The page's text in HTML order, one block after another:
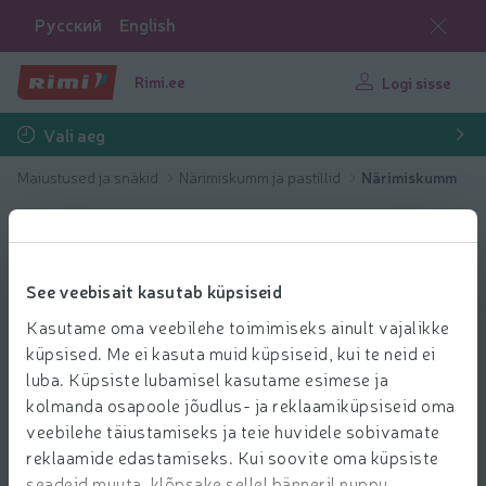
See veebisait kasutab küpsiseid
Kasutame oma veebilehe toimimiseks ainult vajalikke
küpsised. Me ei kasuta muid küpsiseid, kui te neid ei
luba. Küpsiste lubamisel kasutame esimese ja
kolmanda osapoole jõudlus- ja reklaamiküpsiseid oma
veebilehe täiustamiseks ja teie huvidele sobivamate
reklaamide edastamiseks. Kui soovite oma küpsiste
Русский English
Rimi.ee Logi sisse
Vali aeg
Maiustused ja snäkid Närimiskumm ja pastillid Närimiskumm